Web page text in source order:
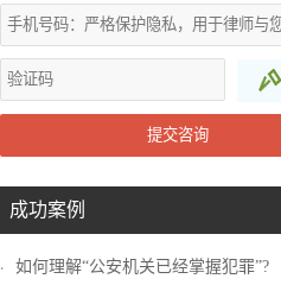
提交咨询
成功案例
如何理解“公安机关已经掌握犯罪”?